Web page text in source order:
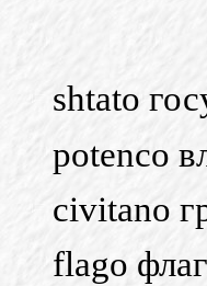
shtato
potenco
civitano
flago флаг